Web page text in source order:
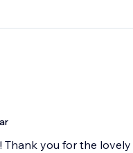
Thank you for the